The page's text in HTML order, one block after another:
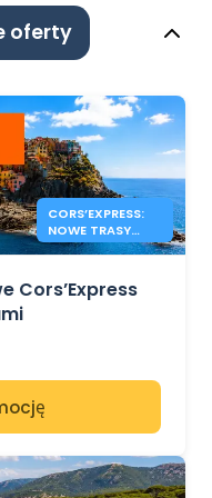
oferty
CORS’EXPRESS:
NOWE TRASY
KORSYKA –
Cors’Express